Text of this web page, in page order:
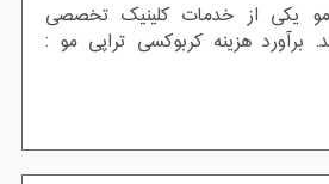
مو یکی از خدمات کلینیک تخصصی
برآورد هزینه کربوکسی تراپی مو :